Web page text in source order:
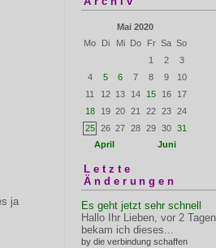
ja
Mai 2020
Mo
Di Mi Do Fr Sa So
1
2
3
4
5 6 7 8 9
10
11
12 13 14 15 16
17
18
19 20 21 22 23
24
25
26 27 28 29 30
31
April
Juni
Letzte
Änderungen
Es geht jetzt sehr schnell
Hallo Ihr Lieben, vor 2 Tagen
bekam ich dieses...
by die verbindung schaffen